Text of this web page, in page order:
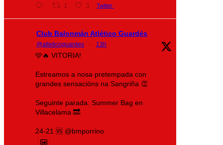
1 3 Twitter
Club Balonmán Atlético Guardés
@atleticoguardes · 13h
🩵🔥 VITORIA!
Estreamos a nosa pretempada con
grandes sensacións na Sangriña 👏
Seguinte parada: Summer Bag en
Villacelama 🔜
24-21 🆚 @bmporrino